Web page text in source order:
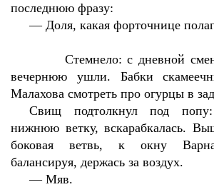
последнюю фразу:
—Доля, какая форточнице
Стемнело: с дневной
вечернюю ушли. Бабки
Малахова смотреть про огурцы в
Свищ подтолкнул под попу:
нижнюю ветку, вскарабкалась.
боковая ветвь, к окну
балансируя, держась за воздух.
—Мяв.